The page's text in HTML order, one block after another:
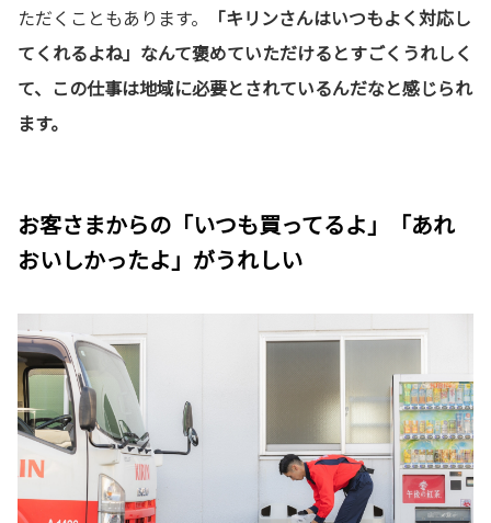
ただくこともあります。
「キリンさんはいつもよく対応し
てくれるよね」なんて褒めていただけるとすごくうれしく
て、この仕事は地域に必要とされているんだなと感じられ
ます。
お客さまからの「いつも買ってるよ」「あれ
おいしかったよ」がうれしい